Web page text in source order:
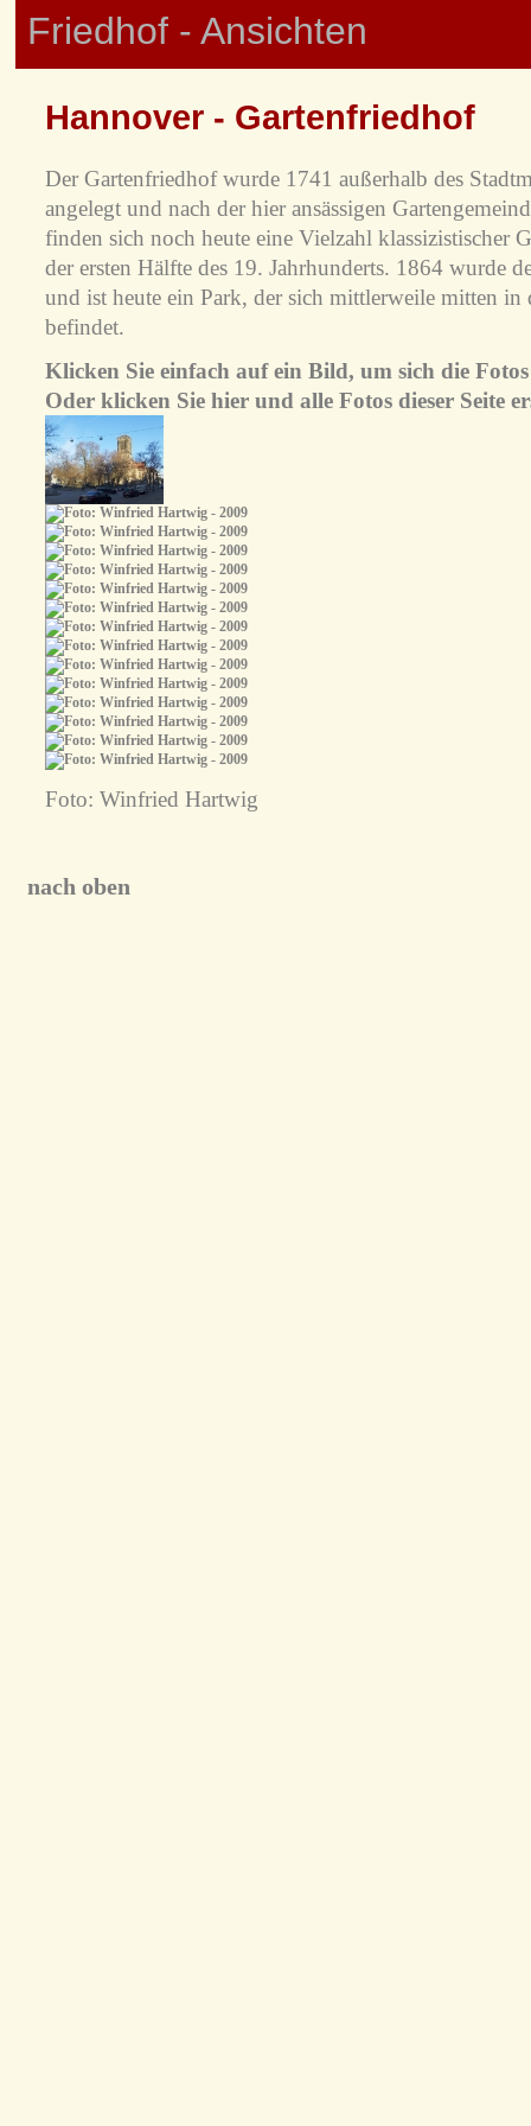
Friedhof - Ansichten
Hannover - Gartenfriedhof
Der Gartenfriedhof wurde 1741 außerhalb des
angelegt und nach der hier ansässigen
finden sich noch heute eine Vielzahl klassizistischer
der ersten Hälfte des 19. Jahrhunderts. 1864 wurde
und ist heute ein Park, der sich mittlerweile mitten in
befindet.
Klicken Sie einfach auf ein Bild, um sich die
Oder klicken Sie hier und alle Fotos dieser Seite
Foto: Winfried Hartwig
nach oben